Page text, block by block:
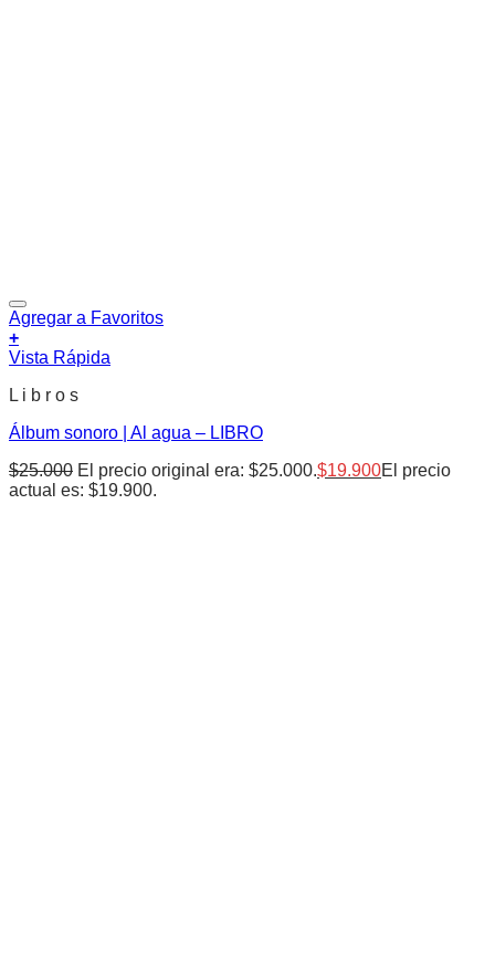
Agregar a Favoritos
+
Vista Rápida
L i b r o s
Álbum sonoro | Al agua – LIBRO
$25.000 El precio original era: $25.000.$19.900El precio
actual es: $19.900.